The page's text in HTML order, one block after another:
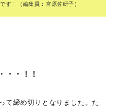
す！（編集員：宮原佐研子）
・・！！
て締め切りとなりました。た